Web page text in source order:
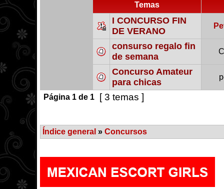
Temas
I CONCURSO FIN
DE VERANO
consurso regalo fin
de semana
Concurso Amateur
para chicas
Página 1de 1 [ 3 temas ]
Índice general » Concursos